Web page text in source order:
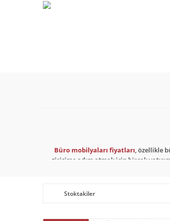
Büro mobilyaları fiyatları, özellikle
girişime adım atmak için birçok
Stoktakiler